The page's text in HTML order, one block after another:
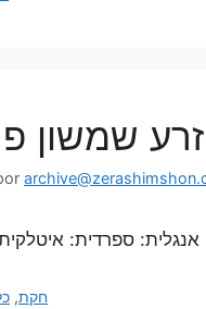
| זרע
חקת,